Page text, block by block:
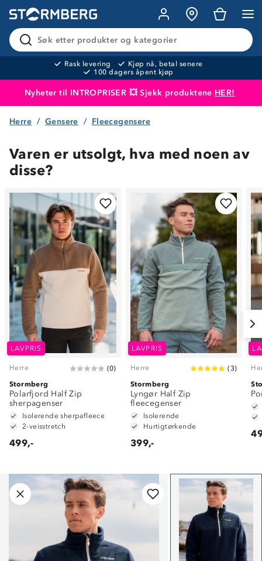
Søk etter produkter og kategorier
Rask levering
Kjøp nå, betal senere
100 dagers åpent kjøp
Nyheter til INTROPRISER 💥 Sjekk produktene HER!
Produktet er lagt i handlekurven
Herre Gensere Fleecegensere
Varen er utsolgt, hva med noen av
disse?
LAVPRIS
Herre (0)
Stormberg
Polarfjord Half Zip
sherpagenser
Isolerende sherpafleece
2-veisstretch
499,-
LAVPRIS
Herre (3)
Stormberg
Lyngør Half Zip
fleecegenser
Isolerende
Hurtigtørkende
399,-